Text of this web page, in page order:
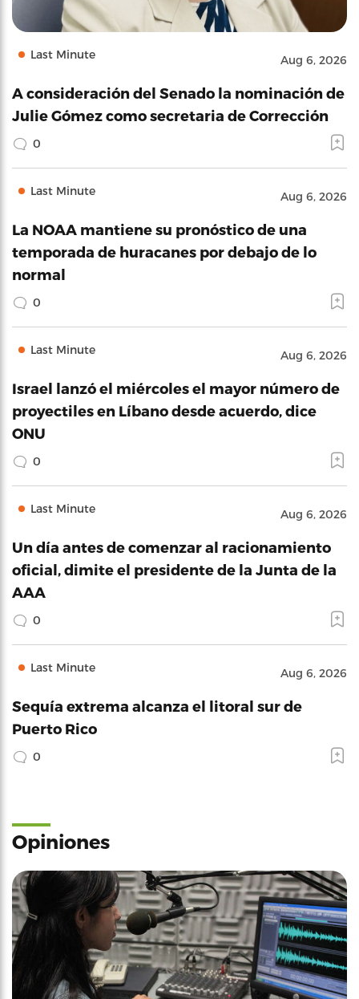
Last Minute Aug 6, 2026
A consideración del Senado la nominación de
Julie Gómez como secretaria de Corrección
0
Last Minute Aug 6, 2026
La NOAA mantiene su pronóstico de una
temporada de huracanes por debajo de lo
normal
0
Last Minute Aug 6, 2026
Israel lanzó el miércoles el mayor número de
proyectiles en Líbano desde acuerdo, dice
ONU
0
Last Minute Aug 6, 2026
Un día antes de comenzar al racionamiento
oficial, dimite el presidente de la Junta de la
AAA
0
Last Minute Aug 6, 2026
Sequía extrema alcanza el litoral sur de
Puerto Rico
0
Opiniones